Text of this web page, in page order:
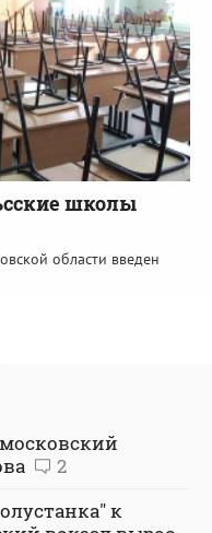
школы
области введен
2
к